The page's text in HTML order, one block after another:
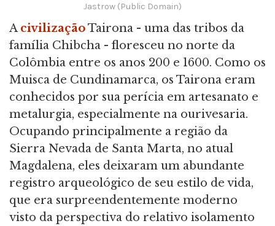
Jastrow (Public Domain)
AcivilizaçãoTairona - uma das tribos da
família Chibcha - floresceu no norte da
Colômbia entre os anos 200 e 1600. Como os
Muisca de Cundinamarca, os Tairona eram
conhecidos por sua perícia em artesanato e
metalurgia, especialmente na ourivesaria.
Ocupando principalmente a região da
Sierra Nevada de Santa Marta, no atual
Magdalena, eles deixaram um abundante
registro arqueológico de seu estilo de vida,
que era surpreendentemente moderno
visto da perspectiva do relativo isolamento